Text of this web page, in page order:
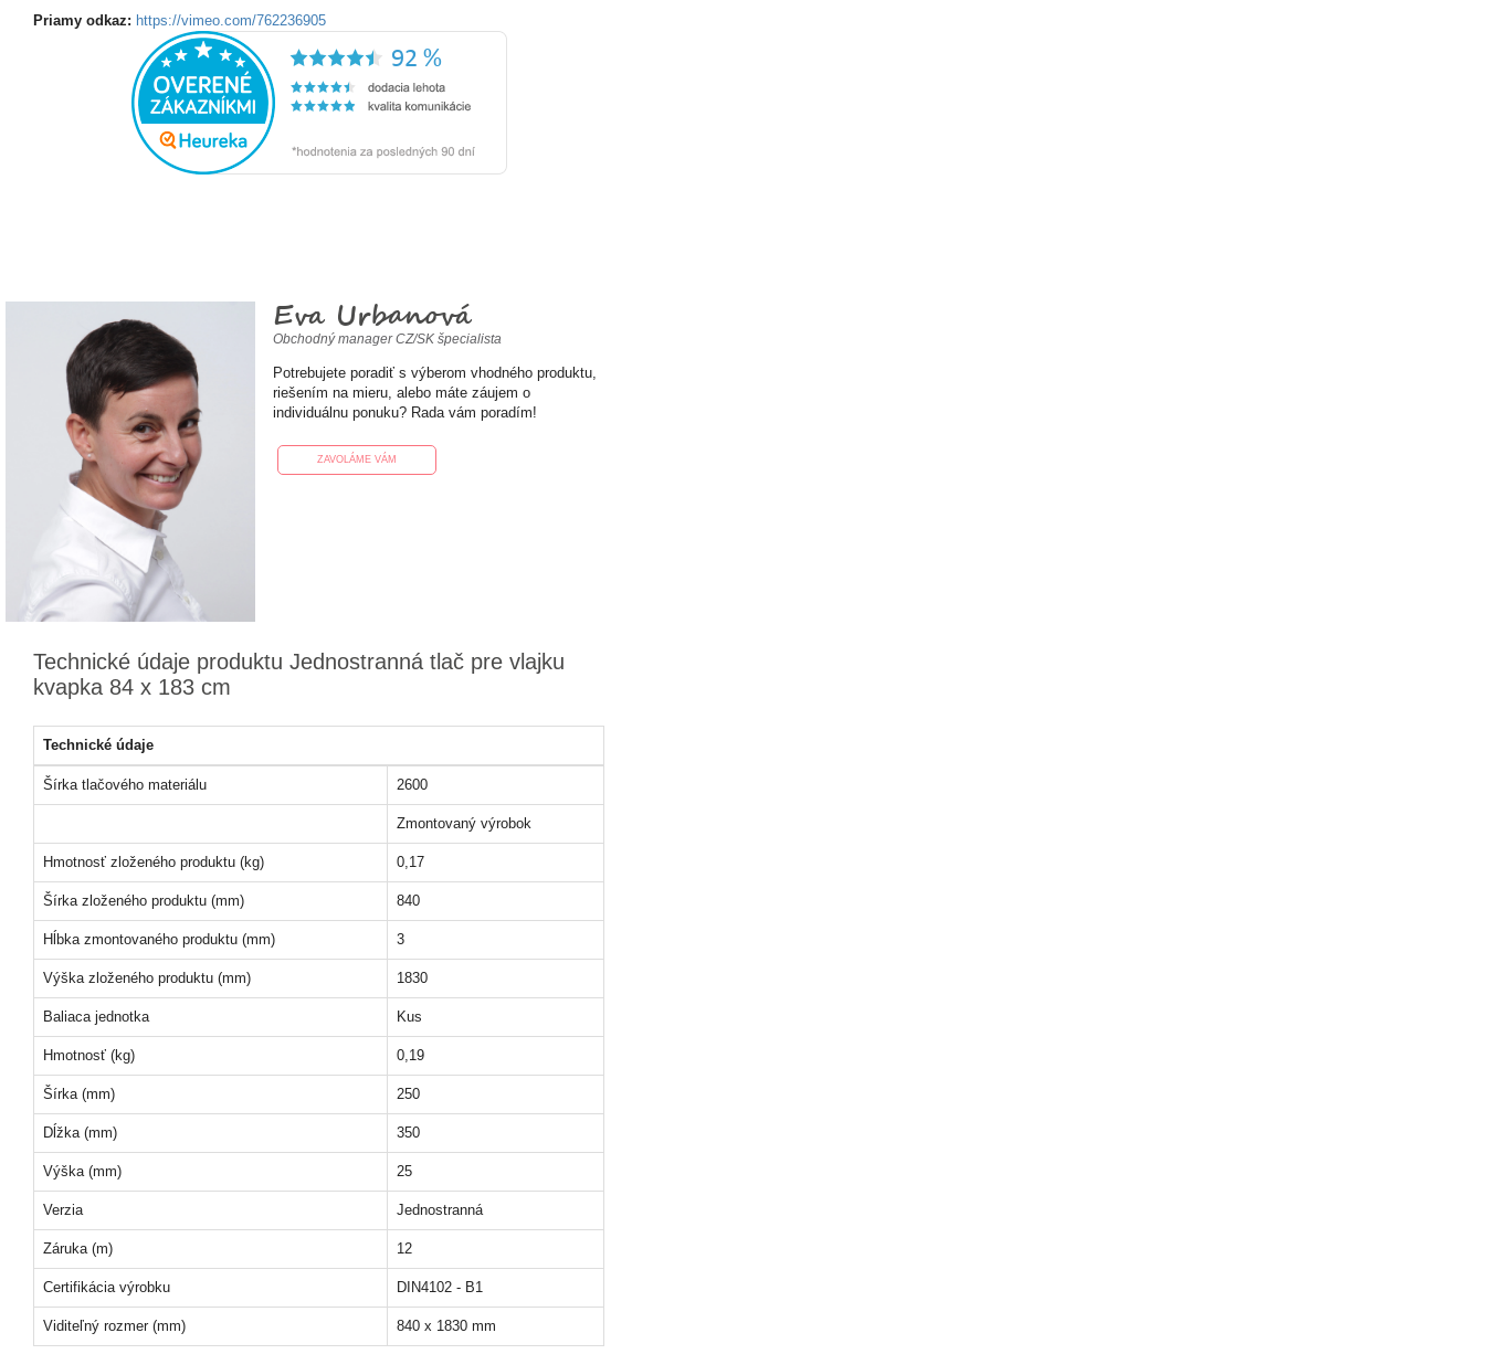
Priamy odkaz: https://vimeo.com/762236905
Eva Urbanová
Obchodný manager CZ/SK špecialista
Potrebujete poradiť s výberom vhodného produktu,
riešením na mieru, alebo máte záujem o
individuálnu ponuku? Rada vám poradím!
ZAVOLÁME VÁM
Technické údaje produktu Jednostranná tlač pre vlajku
kvapka 84 x 183 cm
Technické údaje
Šírka tlačového materiálu 2600
Zmontovaný výrobok
Hmotnosť zloženého produktu (kg) 0,17
Šírka zloženého produktu (mm) 840
Hĺbka zmontovaného produktu (mm) 3
Výška zloženého produktu (mm) 1830
Baliaca jednotka Kus
Hmotnosť (kg) 0,19
Šírka (mm) 250
Dĺžka (mm) 350
Výška (mm) 25
Verzia Jednostranná
Záruka (m) 12
Certifikácia výrobku DIN4102 - B1
Viditeľný rozmer (mm) 840 x 1830 mm